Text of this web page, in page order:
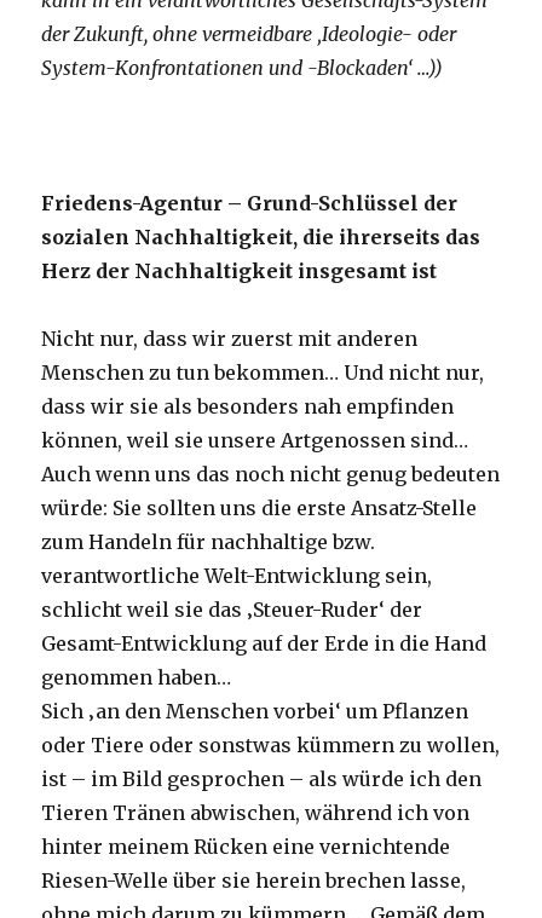
der Zukunft, ohne vermeidbare ‚Ideologie- oder
System-Konfrontationen und -Blockaden‘ …))
Friedens-Agentur – Grund-Schlüssel der
sozialen Nachhaltigkeit, die ihrerseits das
Herz der Nachhaltigkeit insgesamt ist
Nicht nur, dass wir zuerst mit anderen
Menschen zu tun bekommen… Und nicht nur,
dass wir sie als besonders nah empfinden
können, weil sie unsere Artgenossen sind…
Auch wenn uns das noch nicht genug bedeuten
würde: Sie sollten uns die erste Ansatz-Stelle
zum Handeln für nachhaltige bzw.
verantwortliche Welt-Entwicklung sein,
schlicht weil sie das ‚Steuer-Ruder‘ der
Gesamt-Entwicklung auf der Erde in die Hand
genommen haben…
Sich ‚an den Menschen vorbei‘ um Pflanzen
oder Tiere oder sonstwas kümmern zu wollen,
ist – im Bild gesprochen – als würde ich den
Tieren Tränen abwischen, während ich von
hinter meinem Rücken eine vernichtende
Riesen-Welle über sie herein brechen lasse,